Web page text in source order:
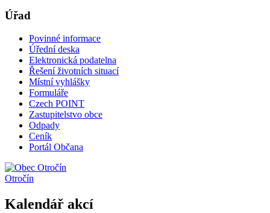
Úřad
Povinné informace
Úřední deska
Elektronická podatelna
Řešení životních situací
Místní vyhlášky
Formuláře
Czech POINT
Zastupitelstvo obce
Odpady
Ceník
Portál Občana
Otročín
Kalendář akcí